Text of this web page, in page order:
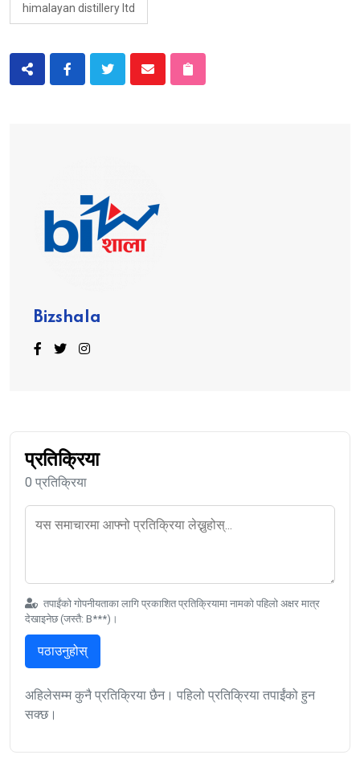
himalayan distillery ltd
Bizshala
प्रतिक्रिया
0 प्रतिक्रिया
तपाईंको गोपनीयताका लागि प्रकाशित प्रतिक्रियामा नामको पहिलो अक्षर मात्र
देखाइनेछ (जस्तै: B***)।
पठाउनुहोस्
अहिलेसम्म कुनै प्रतिक्रिया छैन। पहिलो प्रतिक्रिया तपाईंको हुन
सक्छ।